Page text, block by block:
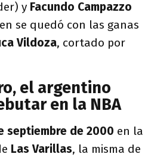
y Facundo Campazzo
se quedó con las ganas
Vildoza, cortado por
el argentino
en la NBA
septiembre de 2000 en la
Las Varillas, la misma de